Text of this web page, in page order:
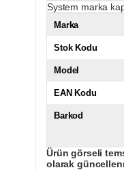
System marka
Marka
Stok Kodu
Model
EAN Kodu
Barkod
Ürün görseli
olarak